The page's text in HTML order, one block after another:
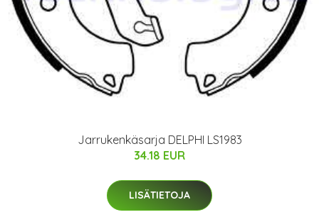
Jarrukenkäsarja DELPHI LS1983
34.18 EUR
LISÄTIETOJA